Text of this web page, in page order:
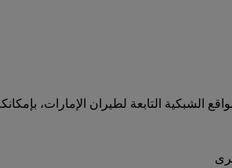
الشبكية التابعة لطيران الإمارات،